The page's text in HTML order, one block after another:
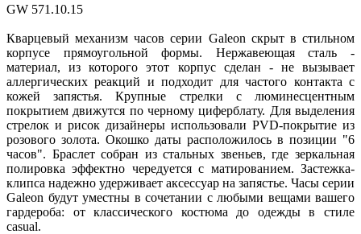
GW 571.10.15
Кварцевый механизм часов серии Galeon скрыт в стильном
корпусе прямоугольной формы. Нержавеющая сталь -
материал, из которого этот корпус сделан - не вызывает
аллергических реакций и подходит для частого контакта с
кожей запястья. Крупные стрелки с люминесцентным
покрытием движутся по черному циферблату. Для выделения
стрелок и рисок дизайнеры использовали PVD-покрытие из
розового золота. Окошко даты расположилось в позиции "6
часов". Браслет собран из стальных звеньев, где зеркальная
полировка эффектно чередуется с матированием. Застежка-
клипса надежно удерживает аксессуар на запястье. Часы серии
Galeon будут уместны в сочетании с любыми вещами вашего
гардероба: от классического костюма до одежды в стиле
casual.